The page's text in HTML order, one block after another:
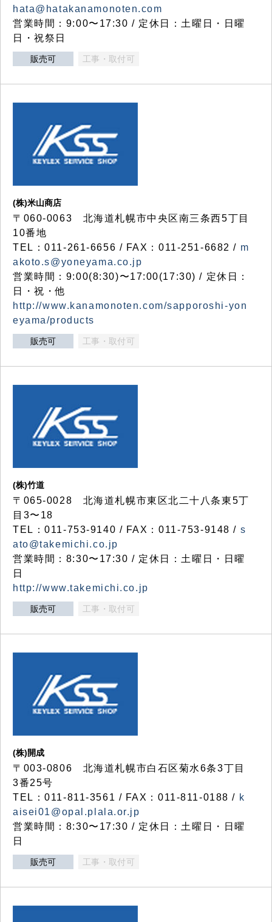
hata@hatakanamonoten.com
営業時間：9:00〜17:30 / 定休日：土曜日・日曜
日・祝祭日
販売可 工事・取付可
(株)米山商店
〒060-0063 北海道札幌市中央区南三条西5丁目
10番地
TEL：011-261-6656 / FAX：011-251-6682 / m
akoto.s@yoneyama.co.jp
営業時間：9:00(8:30)〜17:00(17:30) / 定休日：
日・祝・他
http://www.kanamonoten.com/sapporoshi-yon
eyama/products
販売可 工事・取付可
(株)竹道
〒065-0028 北海道札幌市東区北二十八条東5丁
目3〜18
TEL：011-753-9140 / FAX：011-753-9148 / s
ato@takemichi.co.jp
営業時間：8:30〜17:30 / 定休日：土曜日・日曜
日
http://www.takemichi.co.jp
販売可 工事・取付可
(株)開成
〒003-0806 北海道札幌市白石区菊水6条3丁目
3番25号
TEL：011-811-3561 / FAX：011-811-0188 / k
aisei01@opal.plala.or.jp
営業時間：8:30〜17:30 / 定休日：土曜日・日曜
日
販売可 工事・取付可